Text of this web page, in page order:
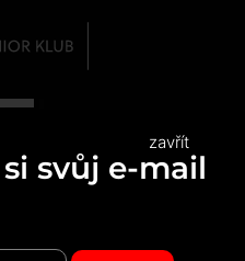
zavřít
svůj e-mail